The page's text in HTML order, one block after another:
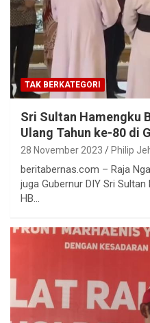
TAK BERKATEGORI
Sri Sultan Hamengku
Ulang Tahun ke-80 di
28 November 2023 Philip
beritabernas.com – Raja
juga Gubernur DIY Sri
HB…